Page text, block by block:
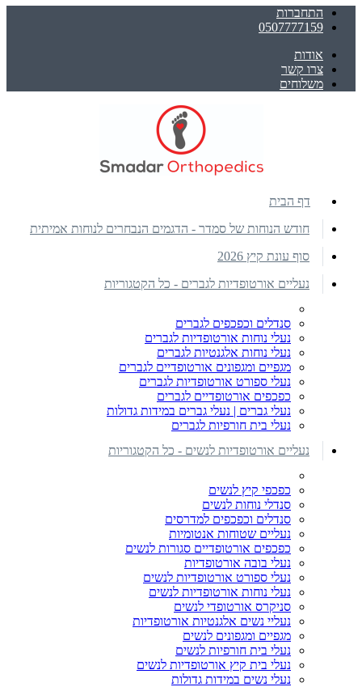
התחברות
0507777159
אודות
צרו קשר
משלוחים
דף הבית
חודש הנוחות של סמדר - הדגמים הנבחרים לנוחות אמיתית
סוף עונת קיץ 2026
נעליים אורטופדיות לגברים - כל הקטגוריות
סנדלים וכפכפים לגברים
נעלי נוחות אורטופדיות לגברים
נעלי נוחות אלגנטיות לגברים
מגפיים ומגפונים אורטופדיים לגברים
נעלי ספורט אורטופדיות לגברים
כפכפים אורטופדיים לגברים
נעלי גברים | נעלי גברים במידות גדולות
נעלי בית חורפיות לגברים
נעליים אורטופדיות לנשים - כל הקטגוריות
כפכפי קיץ לנשים
סנדלי נוחות לנשים
סנדלים וכפכפים למדרסים
נעליים שטוחות אנטומיות
כפכפים אורטופדיים סגורות לנשים
נעלי בובה אורטופדיות
נעלי ספורט אורטופדיות לנשים
נעלי נוחות אורטופדיות לנשים
סניקרס אורטופדי לנשים
נעליי נשים אלגנטיות אורטופדיות
מגפיים ומגפונים לנשים
נעלי בית חורפיות לנשים
נעלי בית קיץ אורטופדיות לנשים
נעלי נשים במידות גדולות